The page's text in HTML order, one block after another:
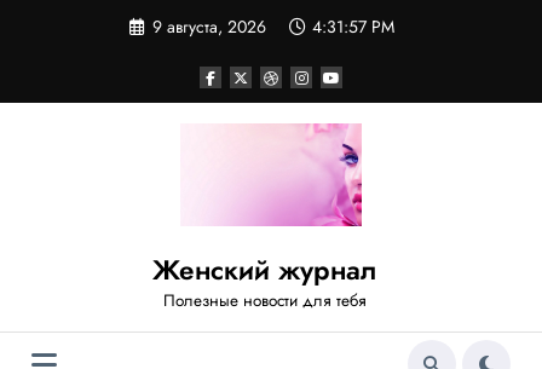
9 августа, 2026 4:31:57 PM
Женский журнал
Полезные новости для тебя